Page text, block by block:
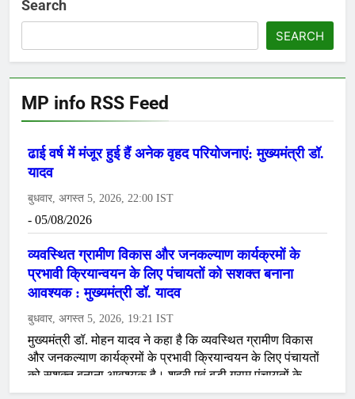
Search
SEARCH
MP info RSS Feed